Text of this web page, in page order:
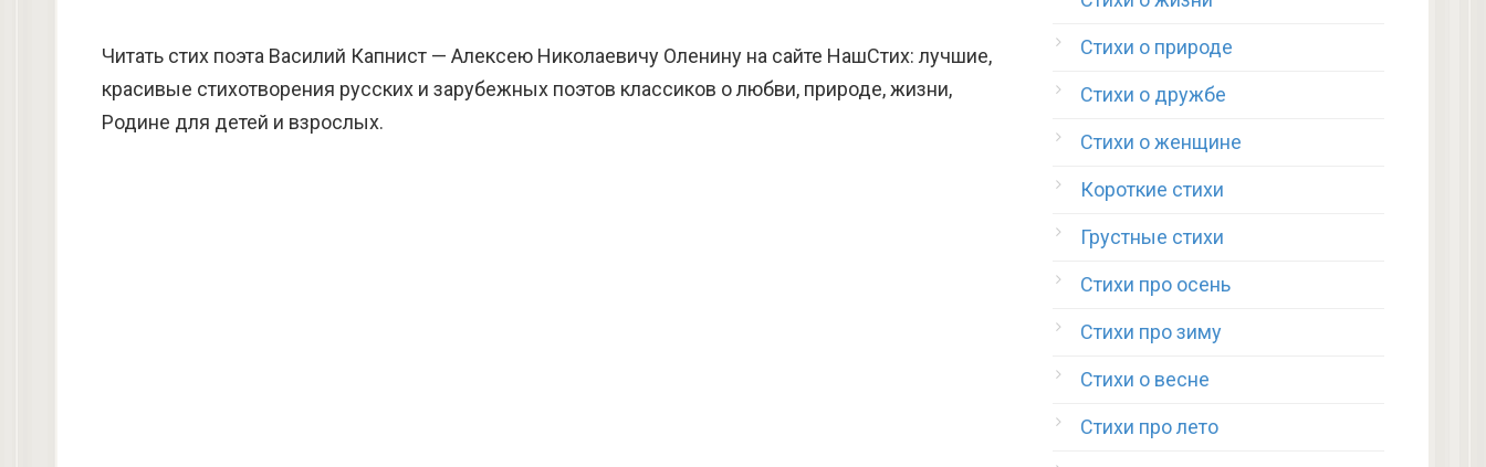
Читать стих поэта Василий Капнист — Алексею Николаевичу Оленину на сайте НашСтих: лучшие,
красивые стихотворения русских и зарубежных поэтов классиков о любви, природе, жизни,
Родине для детей и взрослых.
Стихи о природе
Стихи о дружбе
Стихи о женщине
Короткие стихи
Грустные стихи
Стихи про осень
Стихи про зиму
Стихи о весне
Стихи про лето